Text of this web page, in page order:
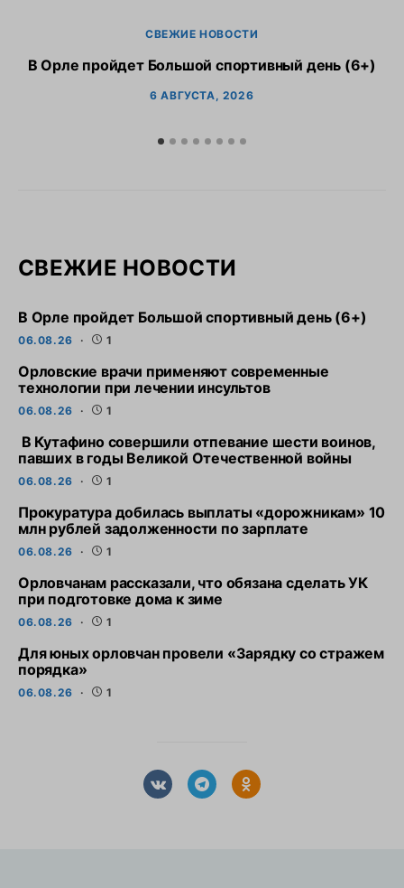
СВЕЖИЕ НОВОСТИ
В Орле пройдет Большой спортивный день (6+)
6 АВГУСТА, 2026
СВЕЖИЕ НОВОСТИ
В Орле пройдет Большой спортивный день (6+)
06.08.26 1
Орловские врачи применяют современные
технологии при лечении инсультов
06.08.26 1
В Кутафино совершили отпевание шести воинов,
павших в годы Великой Отечественной войны
06.08.26 1
Прокуратура добилась выплаты «дорожникам» 10
млн рублей задолженности по зарплате
06.08.26 1
Орловчанам рассказали, что обязана сделать УК
при подготовке дома к зиме
06.08.26 1
Для юных орловчан провели «Зарядку со стражем
порядка»
06.08.26 1